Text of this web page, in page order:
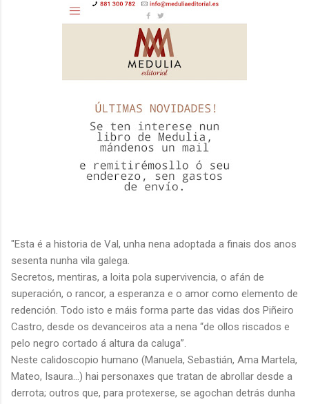
"Esta é a historia de Val, unha nena adoptada a finais dos anos
sesenta nunha vila galega.
Secretos, mentiras, a loita pola supervivencia, o afán de
superación, o rancor, a esperanza e o amor como elemento de
redención. Todo isto e máis forma parte das vidas dos Piñeiro
Castro, desde os devanceiros ata a nena “de ollos riscados e
pelo negro cortado á altura da caluga”.
Neste calidoscopio humano (Manuela, Sebastián, Ama Martela,
Mateo, Isaura…) hai personaxes que tratan de abrollar desde a
derrota; outros que, para protexerse, se agochan detrás dunha